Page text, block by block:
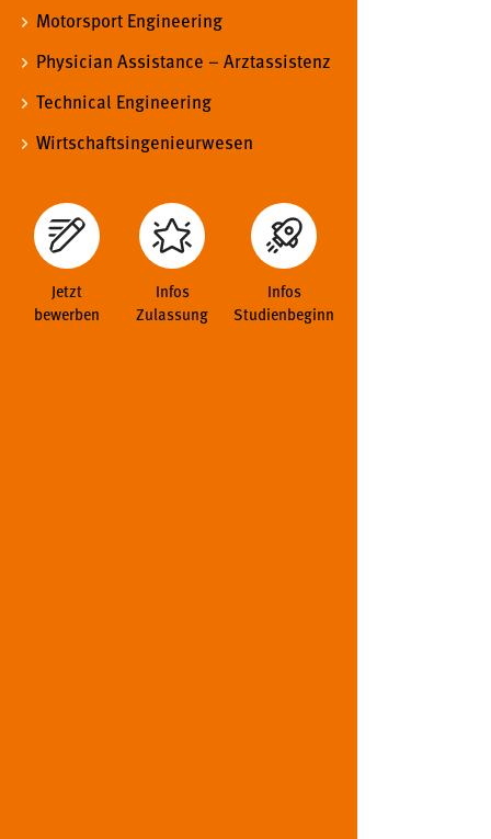
Motorsport Engineering
Physician Assistance – Arztassistenz
Technical Engineering
Wirtschaftsingenieurwesen
Jetzt
bewerben
Infos
Zulassung
Infos
Studienbeginn